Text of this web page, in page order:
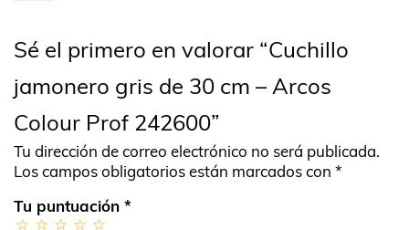
Sé el primero en valorar “Cuchillo
jamonero gris de 30 cm – Arcos
Colour Prof 242600”
Tu dirección de correo electrónico no será publicada.
Los campos obligatorios están marcados con *
Tu puntuación *